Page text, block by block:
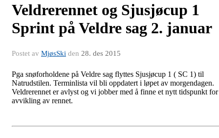
Veldrerennet og Sjusjøcup 1
Sprint på Veldre sag 2. januar
Postet av MjøsSki den 28. des 2015
Pga snøforholdene på Veldre sag flyttes Sjusjøcup 1 ( SC 1) til
Natrudstilen. Terminlista vil bli oppdatert i løpet av morgendagen.
Veldrerennet er avlyst og vi jobber med å finne et nytt tidspunkt for
avvikling av rennet.